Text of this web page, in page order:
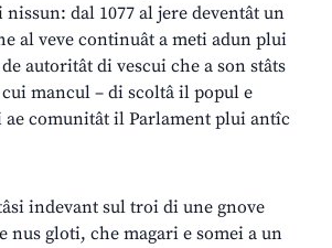
dal 1077 al jere deventât un
al veve continuât a meti adun plui
autoritât di vescui che a son stâts
mancul – di scoltâ il popul e
ae comunitât il Parlament plui antîc
indevant sul troi di une gnove
nus gloti, che magari e somei a un